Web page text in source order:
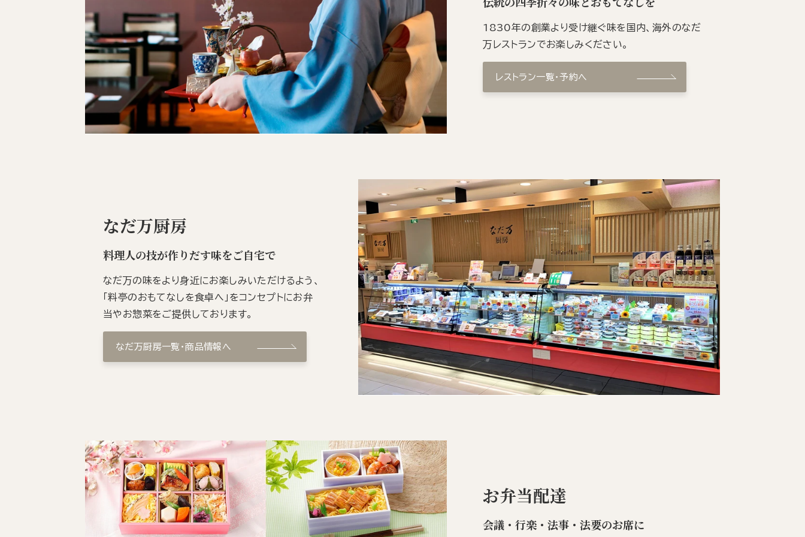
1830年の創業より受け継ぐ味を国内、海外のなだ
万レストランでお楽しみください。
レストラン一覧・予約へ
なだ万厨房
料理人の技が作りだす味をご自宅で
なだ万の味をより身近にお楽しみいただけるよう、
「料亭のおもてなしを食卓へ」をコンセプトにお弁
当やお惣菜をご提供しております。
なだ万厨房一覧・商品情報へ
お弁当配達
会議・行楽・法事・法要のお席に